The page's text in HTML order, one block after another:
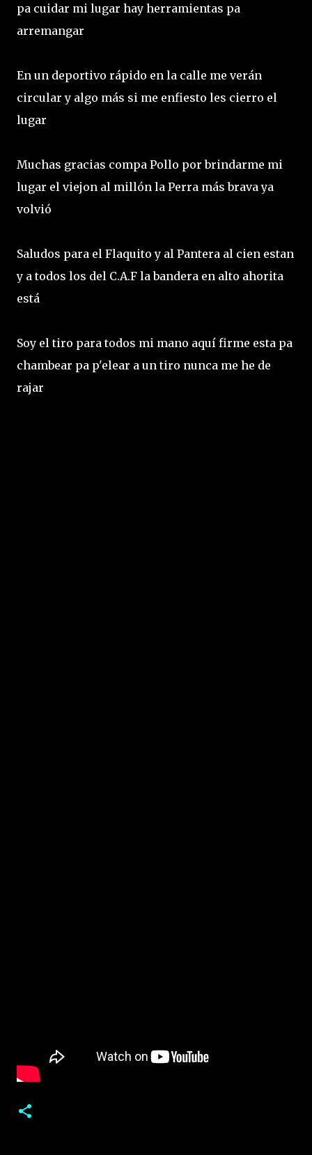
pa cuidar mi lugar hay herramientas pa
arremangar
En un deportivo rápido en la calle me verán
circular y algo más si me enfiesto les cierro el
lugar
Muchas gracias compa Pollo por brindarme mi
lugar el viejon al millón la Perra más brava ya
volvió
Saludos para el Flaquito y al Pantera al cien estan
y a todos los del C.A.F la bandera en alto ahorita
está
Soy el tiro para todos mi mano aquí firme esta pa
chambear pa p'elear a un tiro nunca me he de
rajar